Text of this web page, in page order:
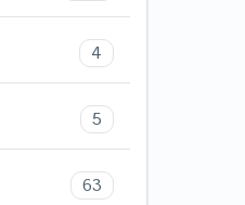
4
5
63